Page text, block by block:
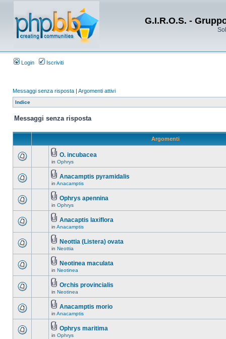
G.I.R.O.S. -
Login Iscriviti
Messaggi senza risposta | Argomenti attivi
Indice
Messaggi senza risposta
Argomenti
O. incubacea
in Ophrys
Anacamptis pyramidalis
in Anacamptis
Ophrys apennina
in Ophrys
Anacaptis laxiflora
in Anacamptis
Neottia (Listera) ovata
in Neottia
Neotinea maculata
in Neotinea
Orchis provincialis
in Neotinea
Anacamptis morio
in Anacamptis
Ophrys maritima
in Ophrys